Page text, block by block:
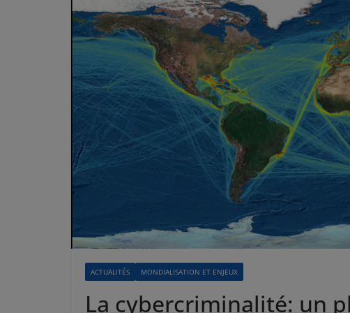
ACTUALITÉS MONDIALISATION ET ENJEUX
La cybercriminalité: un